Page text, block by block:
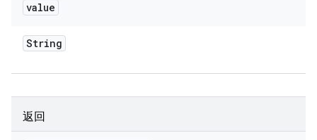
value
String
返回